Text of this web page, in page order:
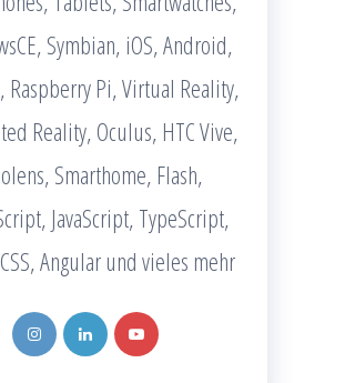
Symbian, iOS, Android,
Raspberry Pi, Virtual Reality,
Reality, Oculus, HTC Vive,
Smarthome, Flash,
JavaScript, TypeScript,
Angular und vieles mehr